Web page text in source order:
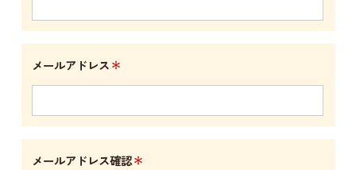
メールアドレス＊
メールアドレス確認＊